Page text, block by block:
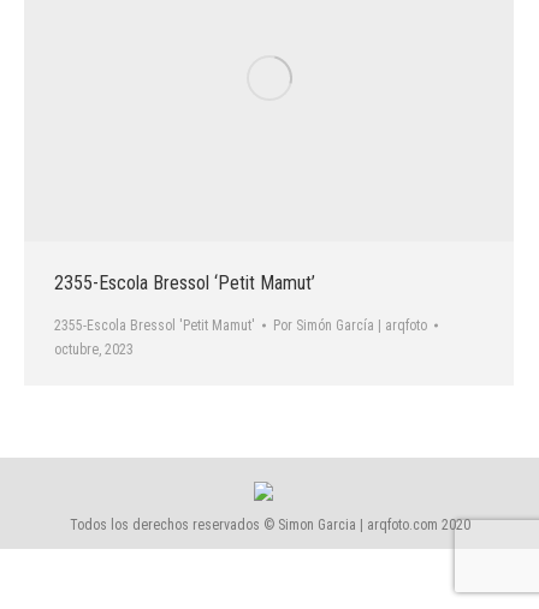
2355-Escola Bressol ‘Petit Mamut’
2355-Escola Bressol 'Petit Mamut' Por Simón García | arqfoto
octubre, 2023
Todos los derechos reservados © Simon Garcia | arqfoto.com 2020